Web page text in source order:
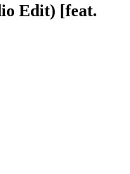
Edit) [feat.